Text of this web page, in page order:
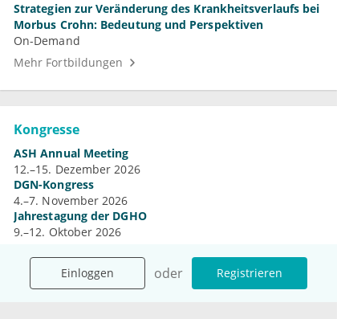
Einloggen oder Registrieren
Strategien zur Veränderung des Krankheitsverlaufs bei
Morbus Crohn: Bedeutung und Perspektiven
On-Demand
Mehr Fortbildungen
Kongresse
ASH Annual Meeting
12.–15. Dezember 2026
DGN-Kongress
4.–7. November 2026
Jahrestagung der DGHO
9.–12. Oktober 2026
Mehr Kongresse